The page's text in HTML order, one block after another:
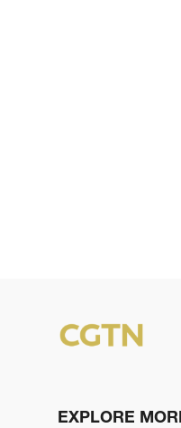
EXPLORE